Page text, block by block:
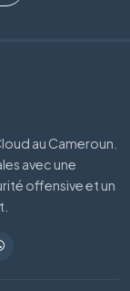
au Cameroun.
avec une
offensive et un